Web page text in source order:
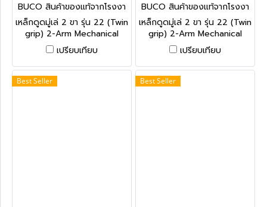
BUCO สินค้าของแท้จากโรงงา
นผู้ผลิต 22/1
เหล็กดูดมู่เล่ 2 ขา รุ่น 22 (Twin
grip) 2-Arm Mechanical
Pullers
เปรียบเทียบ
BUCO สินค้าของแท้จากโรงงา
นผู้ผลิต 22/01
เหล็กดูดมู่เล่ 2 ขา รุ่น 22 (Twin
grip) 2-Arm Mechanical
Pullers
เปรียบเทียบ
Best Seller Best Seller